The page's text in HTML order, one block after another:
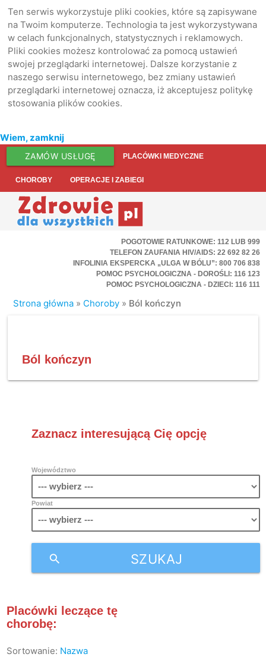
Ten serwis wykorzystuje pliki cookies, które są zapisywane
na Twoim komputerze. Technologia ta jest wykorzystywana
w celach funkcjonalnych, statystycznych i reklamowych.
Pliki cookies możesz kontrolować za pomocą ustawień
swojej przeglądarki internetowej. Dalsze korzystanie z
naszego serwisu internetowego, bez zmiany ustawień
przeglądarki internetowej oznacza, iż akceptujesz politykę
stosowania plików cookies.
Wiem, zamknij
ZAMÓW USŁUGĘ PLACÓWKI MEDYCZNE
CHOROBY OPERACJE I ZABIEGI
POGOTOWIE RATUNKOWE: 112 LUB 999
TELEFON ZAUFANIA HIV/AIDS: 22 692 82 26
INFOLINIA EKSPERCKA „ULGA W BÓLU”: 800 706 838
POMOC PSYCHOLOGICZNA - DOROŚLI: 116 123
POMOC PSYCHOLOGICZNA - DZIECI: 116 111
Strona główna » Choroby » Ból kończyn
Ból kończyn
Zaznacz interesującą Cię opcję
Województwo
Powiat
SZUKAJ
search
Placówki leczące tę
chorobę:
Sortowanie: Nazwa